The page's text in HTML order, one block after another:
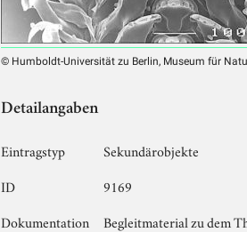
© Humboldt-Universität zu Berlin, Museum für
Detailangaben
Eintragstyp
Sekundärobjekte
ID
9169
Dokumentation
Begleitmaterial zu dem